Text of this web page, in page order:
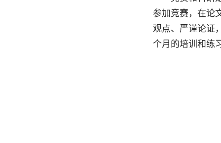
参加竞赛，在论
观点、严谨论证
个月的培训和练